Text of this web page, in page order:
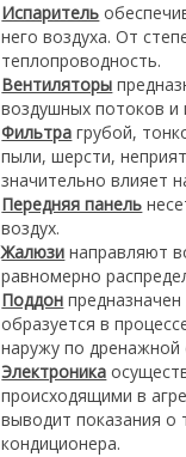
Испаритель
него воздуха. От
теплопроводность.
Вентиляторы
воздушных потоков и
Фильтра грубой,
пыли, шерсти,
значительно влияет
Передняя панель
воздух.
Жалюзи направляют
равномерно
Поддон
образуется в
наружу по дренажной
Электроника
происходящими в
выводит показания о
кондиционера.